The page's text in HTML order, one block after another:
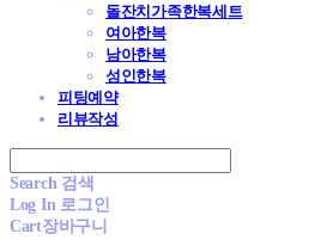
돌잔치가족한복세트
여아한복
남아한복
성인한복
피팅예약
리뷰작성
Search 검색
Log In 로그인
Cart장바구니